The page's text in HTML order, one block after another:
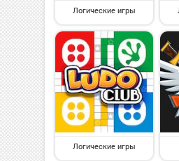
Логические игры
Логические игры